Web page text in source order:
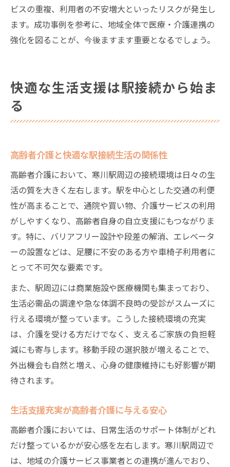
ビスの重複、利用者の不安増大といったリスクが発生し
ます。成功事例を参考に、地域全体で医療・介護連携の
強化を図ることが、今後ますます重要となるでしょう。
快適な生活支援は駅接続から始ま
る
高齢者介護と快適な駅接続生活の関係性
高齢者介護において、寒川駅周辺の接続環境は日々の生
活の質を大きく左右します。駅を中心とした交通の利便
性が高まることで、通院や買い物、介護サービスの利用
がしやすくなり、高齢者自身の自立支援にもつながりま
す。特に、バリアフリー設計や段差の解消、エレベータ
ーの設置などは、足腰に不安のある方や車椅子利用者に
とって不可欠な要素です。
また、駅周辺には商業施設や医療機関も集まっており、
生活必需品の調達や急な体調不良時の受診がスムーズに
行える環境が整っています。こうした接続環境の充実
は、介護を受ける方だけでなく、支えるご家族の負担軽
減にも寄与します。移動手段の選択肢が増えることで、
外出機会も自然と増え、心身の健康維持にも好影響が期
待されます。
生活支援充実が高齢者介護に与える安心
高齢者介護においては、日常生活のサポート体制がどれ
だけ整っているかが安心感を左右します。寒川駅周辺で
は、地域の介護サービス事業者との連携が進んでおり、